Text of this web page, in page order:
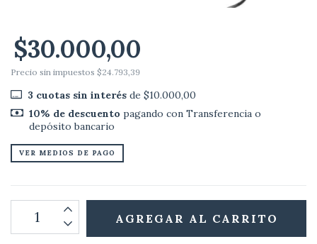
$30.000,00
Precio sin impuestos $24.793,39
3 cuotas sin interésde $10.000,00
10% de descuento pagando con Transferencia o
depósito bancario
VER MEDIOS DE PAGO